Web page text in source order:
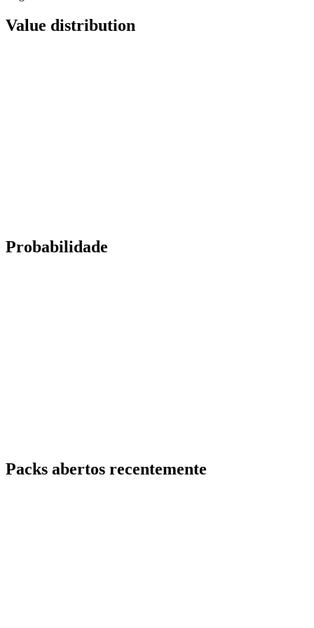
Value distribution
Probabilidade
Packs abertos recentemente